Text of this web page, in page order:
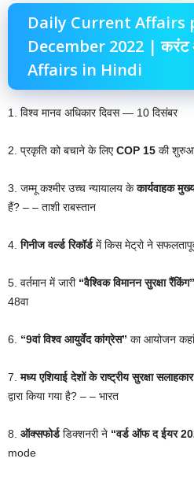
Daily Current Affairs
December 2022 |
Affairs in Hindi
1. विश्व मानव अधिकार दिवस — 10 दिसंबर
2. प्रकृति को बचाने के लिएCOP 15 की
3. जम्मू कश्मीर उच्च न्यायालय केकार्यवाहक
हैं? – – ताशी राबस्तान
4.गिनीज वर्ल्ड रिकॉर्डमें किस मेट्रो ने
5. वर्तमान में जारी “वैश्विक विमानन सुरक्षा रैंकिंग”
48वा
6. “9वां विश्व आयुर्वेद कांग्रेस” का आयोजन कहां
7.मध्य एशियाई देशों के राष्ट्रीय सुरक्षा
द्वारा किया गया है? – – भारत
8. ऑक्सफोर्डडिक्शनरी ने “वर्ड ऑफ द ईयर
mode